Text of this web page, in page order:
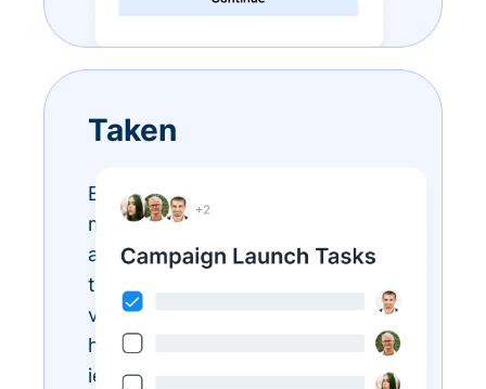
Taken
Eindeloze to-do-lijstjes? Doe ze –
met Donorbox Tasks. Nu kunt u
al uw dagelijkse administratieve
taken organiseren, prioriteren en
vereenvoudigen, allemaal binnen
het CRM-ecosysteem, zodat
iedereen in uw team weet wat te